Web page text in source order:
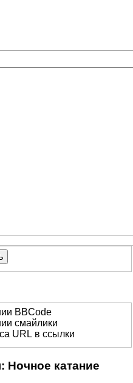
BBCode
смайлики
URL в ссылки
Ночное катание